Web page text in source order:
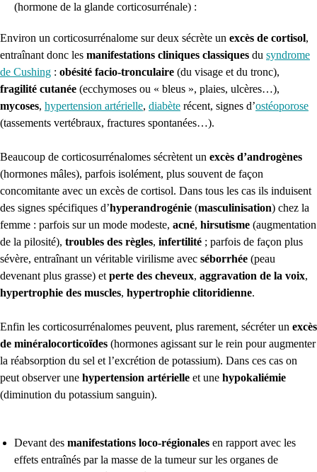
(hormone de la glande corticosurrénale) :
Environ un corticosurrénalome sur deux sécrète un excès de cortisol,
entraînant donc les manifestations cliniques classiques du syndrome
de Cushing : obésité facio-tronculaire (du visage et du tronc),
fragilité cutanée (ecchymoses ou « bleus », plaies, ulcères…),
mycoses, hypertension artérielle, diabète récent, signes d’ostéoporose
(tassements vertébraux, fractures spontanées…).
Beaucoup de corticosurrénalomes sécrètent un excès d’androgènes
(hormones mâles), parfois isolément, plus souvent de façon
concomitante avec un excès de cortisol. Dans tous les cas ils induisent
des signes spécifiques d’hyperandrogénie (masculinisation) chez la
femme : parfois sur un mode modeste, acné, hirsutisme (augmentation
de la pilosité), troubles des règles, infertilité ; parfois de façon plus
sévère, entraînant un véritable virilisme avec séborrhée (peau
devenant plus grasse) et perte des cheveux, aggravation de la voix,
hypertrophie des muscles, hypertrophie clitoridienne.
Enfin les corticosurrénalomes peuvent, plus rarement, sécréter un excès
de minéralocorticoïdes (hormones agissant sur le rein pour augmenter
la réabsorption du sel et l’excrétion de potassium). Dans ces cas on
peut observer une hypertension artérielle et une hypokaliémie
(diminution du potassium sanguin).
Devant des manifestations loco-régionales en rapport avec les
effets entraînés par la masse de la tumeur sur les organes de